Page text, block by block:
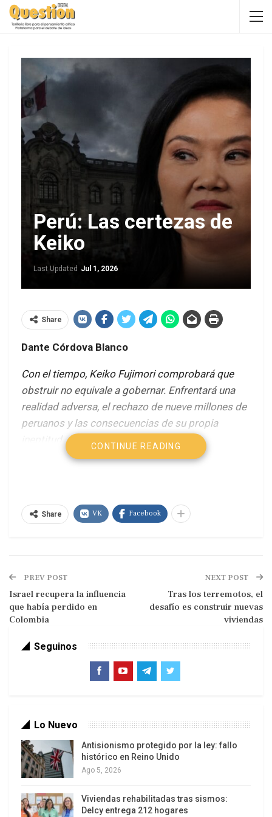
Perú: Las certezas de
Keiko
Last Updated Jul 1, 2026
Share
Dante Córdova Blanco
Con el tiempo, Keiko Fujimori comprobará que
obstruir no equivale a gobernar. Enfrentará una
realidad adversa, el rechazo de nueve millones de
peruanos y las consecuencias de su propia
En las tres oportunidades en las que Keiko
electo, desconoció el resultado con la grita de
fraude y anunció que ella gobernaría desde el
la vacancia presidencial.
Todo ello evidenció acciones antidemocráticas y
razón. Habida cuenta de este antecedente… ¿KF
probará de su propia medicina luego de que la
proclamen presidenta del Perú, o inclusive antes?
CONTINUE READING
Share VK Facebook
PREV POST
Israel recupera la influencia
que había perdido en
Colombia
NEXT POST
Tras los terremotos, el
desafío es construir nuevas
viviendas
Seguinos
Lo Nuevo
Antisionismo protegido por la ley: fallo
histórico en Reino Unido
Ago 5, 2026
Viviendas rehabilitadas tras sismos:
Delcy entrega 212 hogares